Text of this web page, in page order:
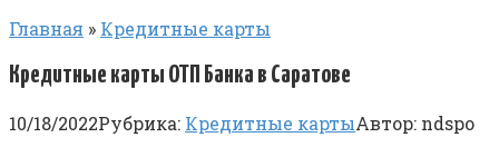
Главная » Кредитные карты
Кредитные карты ОТП Банка в Саратове
10/18/2022Рубрика: Кредитные картыАвтор: ndspo